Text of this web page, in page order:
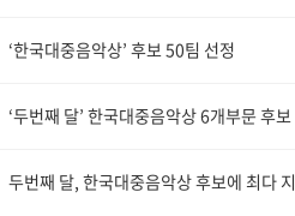
‘한국대중음악상’ 후보 50팀 선정
‘두번째 달’ 한국대중음악상 6개부문 후보
두번째 달, 한국대중음악상 후보에 최다